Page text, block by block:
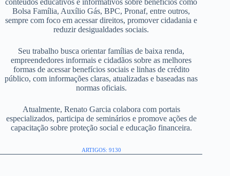
Bolsa Família, Auxílio Gás, BPC, Pronaf, entre outros,
sempre com foco em acessar direitos, promover cidadania e
reduzir desigualdades sociais.
Seu trabalho busca orientar famílias de baixa renda,
empreendedores informais e cidadãos sobre as melhores
formas de acessar benefícios sociais e linhas de crédito
público, com informações claras, atualizadas e baseadas nas
normas oficiais.
Atualmente, Renato Garcia colabora com portais
especializados, participa de seminários e promove ações de
capacitação sobre proteção social e educação financeira.
ARTIGOS: 9130